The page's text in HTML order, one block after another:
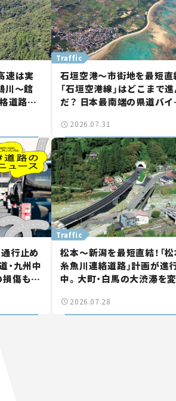
速は実
川～館
道路計
路計
Traffic
石垣空港～市街地を最短直
「石垣空港線」はどこまで
だ？ 日本最南端の県道バイ
気になる道路計画】
2026.07.31
行止め
・九州中
傷も確
Traffic
松本～新潟を最短直結！「
糸魚川連絡道路」計画が進
中。大町・白馬の大渋滞を
化へ【いま気になる道路計画
2026.07.28